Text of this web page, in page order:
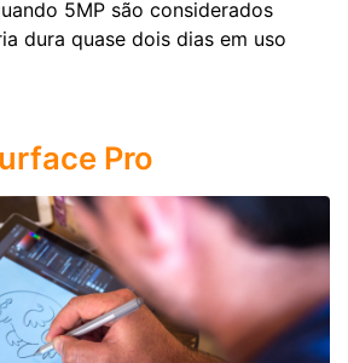
5MP são considerados
dura quase dois dias em uso
Pro